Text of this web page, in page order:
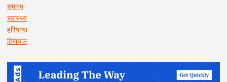
समान्य
स्वास्थ्य
हरियाणा
हिमाचल